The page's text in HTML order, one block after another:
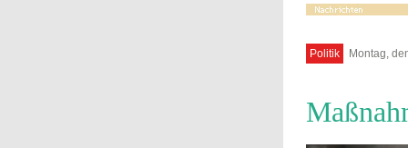
Politik Montag,